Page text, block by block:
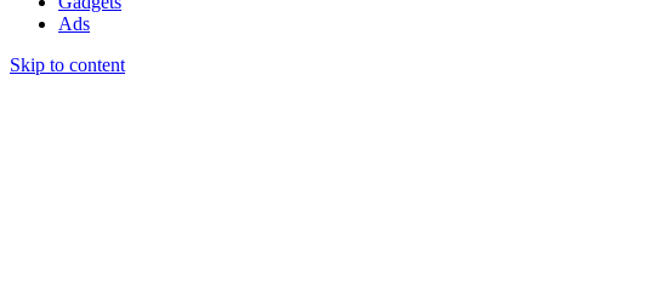
Ads
Skip to content